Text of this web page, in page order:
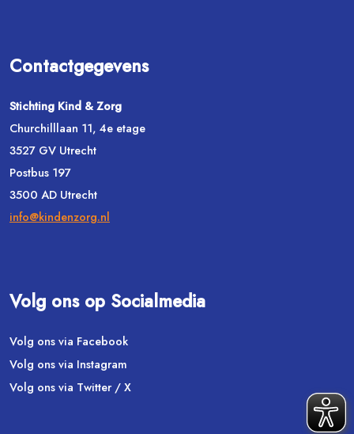
Contactgegevens
Stichting Kind & Zorg
Churchilllaan 11, 4e etage
3527 GV Utrecht
Postbus 197
3500 AD Utrecht
info@kindenzorg.nl
Volg ons op Socialmedia
Volg ons via Facebook
Volg ons via Instagram
Volg ons via Twitter / X